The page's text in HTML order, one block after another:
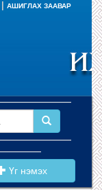
АШИГЛАХ ЗААВАР
Үг нэмэх